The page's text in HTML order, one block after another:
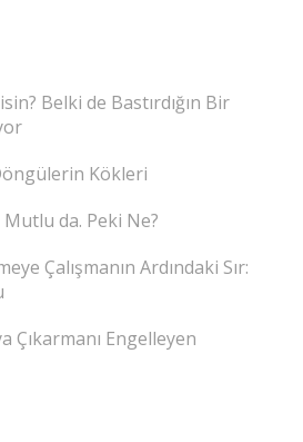
Belki de Bastırdığın Bir
Kökleri
da. Peki Ne?
Çalışmanın Ardındaki Sır:
Çıkarmanı Engelleyen